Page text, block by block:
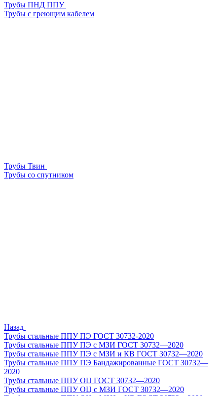
Трубы ПНД ППУ
Трубы с греющим кабелем
Трубы Твин
Трубы со спутником
Назад
Трубы стальные ППУ ПЭ ГОСТ 30732-2020
Трубы стальные ППУ ПЭ с МЗИ ГОСТ 30732—2020
Трубы стальные ППУ ПЭ с МЗИ и КВ ГОСТ 30732—2020
Трубы стальные ППУ ПЭ Бандажированные ГОСТ 30732—
2020
Трубы стальные ППУ ОЦ ГОСТ 30732—2020
Трубы стальные ППУ ОЦ с МЗИ ГОСТ 30732—2020